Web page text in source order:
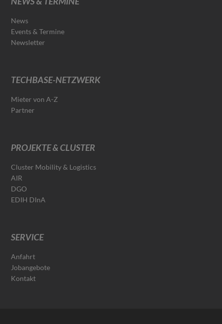
News
Events & Termine
Newsletter
TECHBASE-NETZWERK
Mieter von A-Z
Partner
PROJEKTE & CLUSTER
Cluster Mobility & Logistics
AIR
DGO
EDIH DInA
SERVICE
Anfahrt
Jobangebote
Kontakt